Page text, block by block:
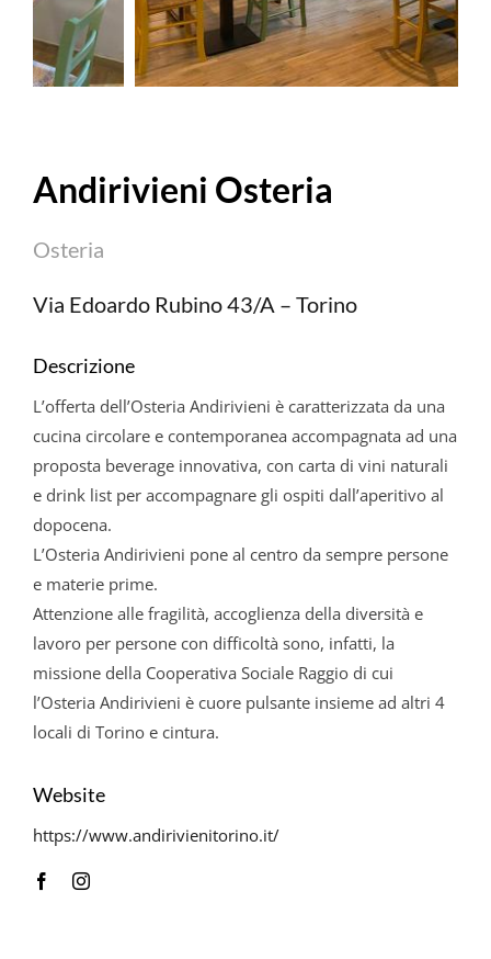
Andirivieni Osteria
Osteria
Via Edoardo Rubino 43/A – Torino
Descrizione
L’offerta dell’Osteria Andirivieni è caratterizzata da una
cucina circolare e contemporanea accompagnata ad una
proposta beverage innovativa, con carta di vini naturali
e drink list per accompagnare gli ospiti dall’aperitivo al
dopocena.
L’Osteria Andirivieni pone al centro da sempre persone
e materie prime.
Attenzione alle fragilità, accoglienza della diversità e
lavoro per persone con difficoltà sono, infatti, la
missione della Cooperativa Sociale Raggio di cui
l’Osteria Andirivieni è cuore pulsante insieme ad altri 4
locali di Torino e cintura.
Website
https://www.andirivienitorino.it/